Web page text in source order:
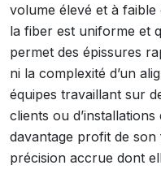
volume élevé et à
la fiber est uniforme et
permet des épissures
ni la complexité d’un
équipes travaillant sur
clients ou
davantage profit de son
précision accrue dont